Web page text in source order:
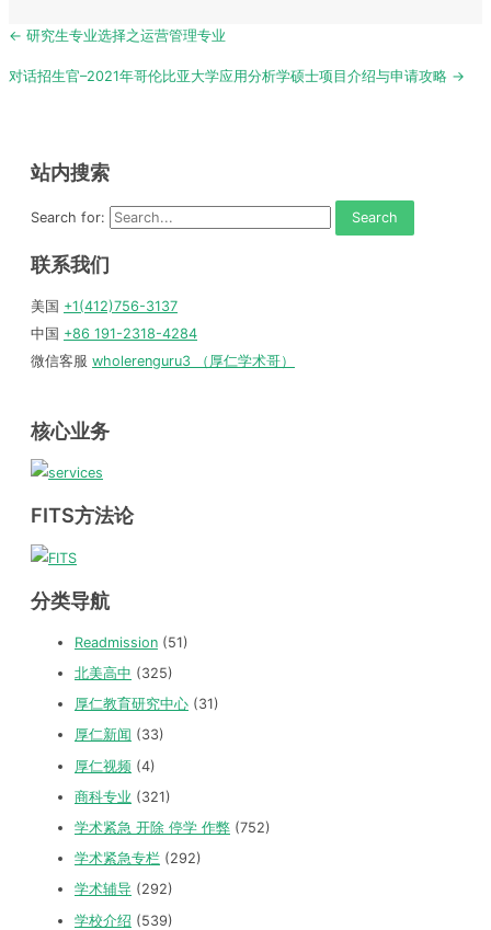
Post
← 研究生专业选择之运营管理专业
对话招生官–2021年哥伦比亚大学应用分析学硕士项目介绍与申请攻略 →
站内搜索
Search for:
联系我们
美国 +1(412)756-3137
中国 +86 191-2318-4284
微信客服 wholerenguru3 （厚仁学术哥）
核心业务
FITS方法论
分类导航
Readmission (51)
北美高中 (325)
厚仁教育研究中心 (31)
厚仁新闻 (33)
厚仁视频 (4)
商科专业 (321)
学术紧急 开除 停学 作弊 (752)
学术紧急专栏 (292)
学术辅导 (292)
学校介绍 (539)